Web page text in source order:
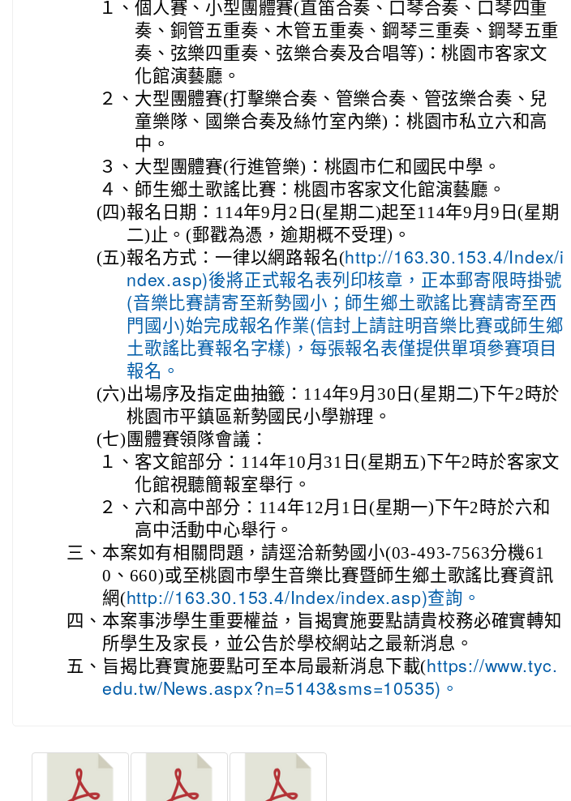
１、 個人賽、小型團體賽(直笛合奏、口琴合奏、口琴四重
奏、銅管五重奏、木管五重奏、鋼琴三重奏、鋼琴五重
奏、弦樂四重奏、弦樂合奏及合唱等)：桃園市客家文
化館演藝廳。
２、 大型團體賽(打擊樂合奏、管樂合奏、管弦樂合奏、兒
童樂隊、國樂合奏及絲竹室內樂)：桃園市私立六和高
中。
３、 大型團體賽(行進管樂)：桃園市仁和國民中學。
４、 師生鄉土歌謠比賽：桃園市客家文化館演藝廳。
(四)報名日期：114年9月2日(星期二)起至114年9月9日(星期
二)止。(郵戳為憑，逾期概不受理)。
(五)報名方式：一律以網路報名(http://163.30.153.4/Index/i
ndex.asp)後將正式報名表列印核章，正本郵寄限時掛號
(音樂比賽請寄至新勢國小；師生鄉土歌謠比賽請寄至西
門國小)始完成報名作業(信封上請註明音樂比賽或師生鄉
土歌謠比賽報名字樣)，每張報名表僅提供單項參賽項目
報名。
(六)出場序及指定曲抽籤：114年9月30日(星期二)下午2時於
桃園市平鎮區新勢國民小學辦理。
(七) 團體賽領隊會議：
１、 客文館部分：114年10月31日(星期五)下午2時於客家文
化館視聽簡報室舉行。
２、 六和高中部分：114年12月1日(星期一)下午2時於六和
高中活動中心舉行。
三、 本案如有相關問題，請逕洽新勢國小(03-493-7563分機61
0、660)或至桃園市學生音樂比賽暨師生鄉土歌謠比賽資訊
網(http://163.30.153.4/Index/index.asp)查詢。
四、 本案事涉學生重要權益，旨揭實施要點請貴校務必確實轉知
所學生及家長，並公告於學校網站之最新消息。
五、 旨揭比賽實施要點可至本局最新消息下載(https://www.tyc.
edu.tw/News.aspx?n=5143&sms=10535)。